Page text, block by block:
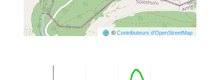
©Contributeurs d’OpenStreetMap